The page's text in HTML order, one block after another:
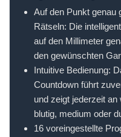
Auf den Punkt genau
Rätseln: Die
auf den Millimeter
den gewünschten
Intuitive Bedienung:
Countdown führt
und zeigt jederzeit
blutig, medium oder
16 voreingestellte